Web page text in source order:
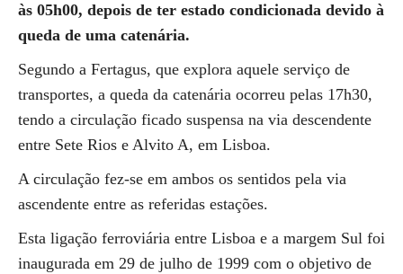
às 05h00, depois de ter estado condicionada devido à
queda de uma catenária.
Segundo a Fertagus, que explora aquele serviço de
transportes, a queda da catenária ocorreu pelas 17h30,
tendo a circulação ficado suspensa na via descendente
entre Sete Rios e Alvito A, em Lisboa.
A circulação fez-se em ambos os sentidos pela via
ascendente entre as referidas estações.
Esta ligação ferroviária entre Lisboa e a margem Sul foi
inaugurada em 29 de julho de 1999 com o objetivo de